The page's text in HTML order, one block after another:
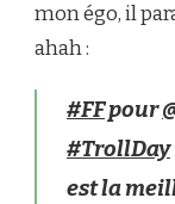
mon égo, il
ahah :
#FFpour
#TrollDay
est la